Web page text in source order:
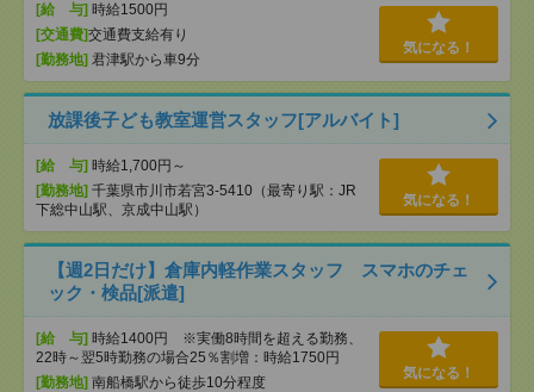
[給 与] 時給1500円
[交通費]交通費支給有り
[勤務地] 君津駅から車9分
気になる！
放課後子ども教室運営スタッフ[アルバイト]
[給 与] 時給1,700円～
[勤務地] 千葉県市川市若宮3-5410（最寄り駅：JR
下総中山駅、京成中山駅）
気になる！
【週2日だけ】倉庫内軽作業スタッフ スマホのチェ
ック・検品[派遣]
[給 与] 時給1400円 ※実働8時間を超える勤務、
22時～翌5時勤務の場合25％割増：時給1750円
[勤務地] 南船橋駅から徒歩10分程度
気になる！